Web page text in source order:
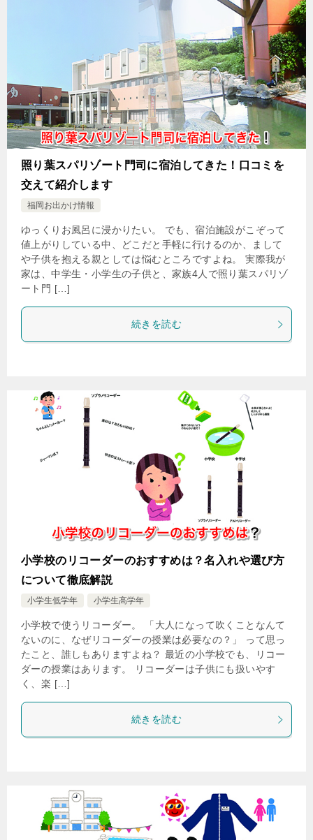
照り葉スパリゾート門司に宿泊してきた！口コミを
交えて紹介します
福岡お出かけ情報
ゆっくりお風呂に浸かりたい。 でも、宿泊施設がこぞって
値上がりしている中、どこだと手軽に行けるのか、まして
や子供を抱える親としては悩むところですよね。 実際我が
家は、中学生・小学生の子供と、家族4人で照り葉スパリゾ
ート門 […]
続きを読む
小学校のリコーダーのおすすめは？名入れや選び方
について徹底解説
小学生低学年 小学生高学年
小学校で使うリコーダー。 「大人になって吹くことなんて
ないのに、なぜリコーダーの授業は必要なの？」 って思っ
たこと、誰しもありますよね？ 最近の小学校でも、リコー
ダーの授業はあります。 リコーダーは子供にも扱いやす
く、楽 […]
続きを読む